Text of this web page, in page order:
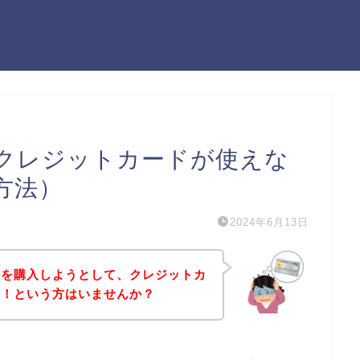
レジットカードが使えな
）
2024年6月13日
購入しようとして、クレジットカ
という方はいませんか？